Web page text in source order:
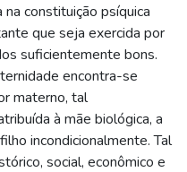
constituição psíquica
que seja exercida por
suficientemente bons.
encontra-se
materno, tal
à mãe biológica, a
incondicionalmente. Tal
social, econômico e